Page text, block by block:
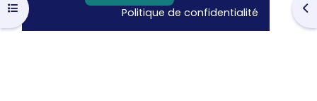
Open course index
Politique de confidentialité